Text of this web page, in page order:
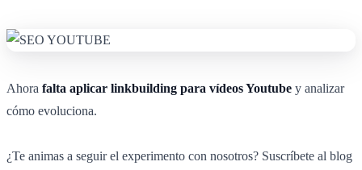
Ahora falta aplicar linkbuilding para vídeos Youtube y analizar
cómo evoluciona.
¿Te animas a seguir el experimento con nosotros? Suscríbete al blog